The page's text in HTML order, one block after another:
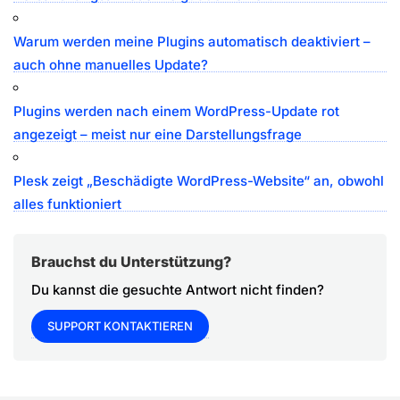
Warum werden meine Plugins automatisch deaktiviert –
auch ohne manuelles Update?
Plugins werden nach einem WordPress-Update rot
angezeigt – meist nur eine Darstellungsfrage
Plesk zeigt „Beschädigte WordPress-Website“ an, obwohl
alles funktioniert
Brauchst du Unterstützung?
Du kannst die gesuchte Antwort nicht finden?
SUPPORT KONTAKTIEREN